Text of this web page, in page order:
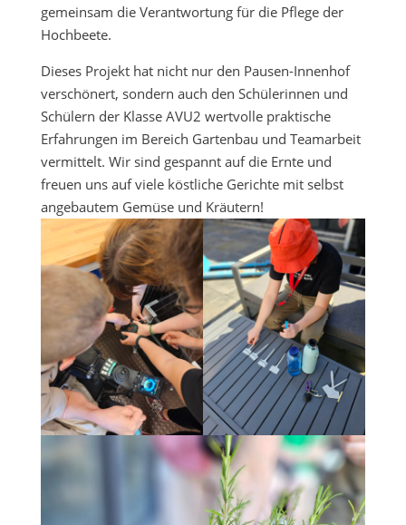
gemeinsam die Verantwortung für die Pflege der
Hochbeete.
Dieses Projekt hat nicht nur den Pausen-Innenhof
verschönert, sondern auch den Schülerinnen und
Schülern der Klasse AVU2 wertvolle praktische
Erfahrungen im Bereich Gartenbau und Teamarbeit
vermittelt. Wir sind gespannt auf die Ernte und
freuen uns auf viele köstliche Gerichte mit selbst
angebautem Gemüse und Kräutern!